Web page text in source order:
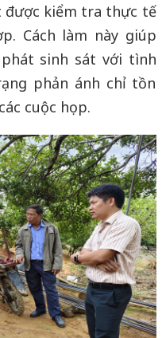
được kiểm tra thực tế
Cách làm này giúp
sinh sát với tình
phản ánh chỉ tồn
cuộc họp.